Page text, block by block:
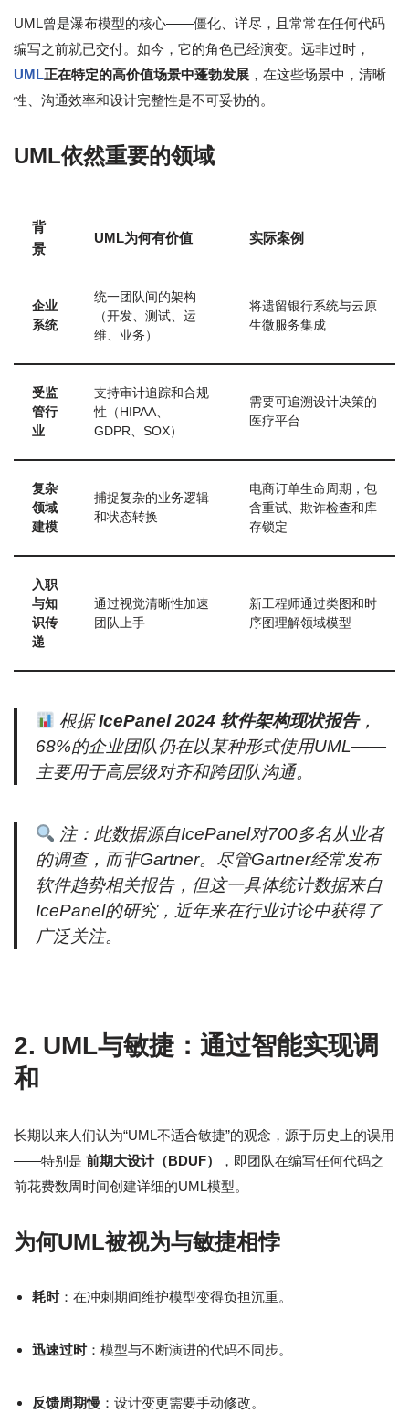
UML曾是瀑布模型的核心——僵化、详尽，且常常在任何代码
编写之前就已交付。如今，它的角色已经演变。远非过时，
UML正在特定的高价值场景中蓬勃发展 ，在这些场景中，清晰
性、沟通效率和设计完整性是不可妥协的。
UML依然重要的领域
背
景
UML为何有价值 实际案例
企业
系统
统一团队间的架构
（开发、测试、运
维、业务）
将遗留银行系统与云原
生微服务集成
受监
管行
业
支持审计追踪和合规
性（HIPAA、
GDPR、SOX）
需要可追溯设计决策的
医疗平台
复杂
领域
建模
捕捉复杂的业务逻辑
和状态转换
电商订单生命周期，包
含重试、欺诈检查和库
存锁定
入职
与知
识传
递
通过视觉清晰性加速
团队上手
新工程师通过类图和时
序图理解领域模型
根据IcePanel 2024 软件架构现状报告，
68%的企业团队仍在以某种形式使用UML——
主要用于高层级对齐和跨团队沟通。
注：此数据源自IcePanel对700多名从业者
的调查，而非Gartner。尽管Gartner经常发布
软件趋势相关报告，但这一具体统计数据来自
IcePanel的研究，近年来在行业讨论中获得了
广泛关注。
2. UML与敏捷：通过智能实现调
和
长期以来人们认为“UML不适合敏捷”的观念，源于历史上的误用
——特别是 前期大设计（BDUF）
，即团队在编写任何代码之
前花费数周时间创建详细的UML模型。
为何UML被视为与敏捷相悖
耗时：在冲刺期间维护模型变得负担沉重。
迅速过时：模型与不断演进的代码不同步。
反馈周期慢 ：设计变更需要手动修改。